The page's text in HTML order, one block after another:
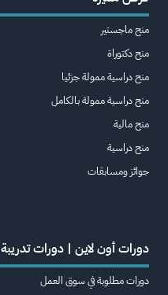
منح ماجستير
منح دكتوراة
منح دراسية ممولة جزئيا
منح دراسية ممولة بالكامل
منح مالية
منح دراسية
جوائز ومسابقات
دورات أون لاين | دورات تدريبة
دورات مطلوبة في سوق العمل